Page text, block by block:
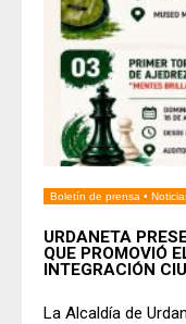
Boletín de prensa •
URDANETA
QUE PROMOVIÓ
INTEGRACIÓN
La Alcaldía de